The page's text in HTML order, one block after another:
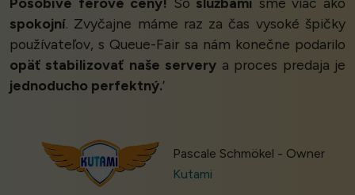
spokojní. Zvyčajne máme raz za čas vysoké špičky
používateľov, s Queue-Fair sa nám konečne podarilo
opäť stabilizovať naše servery a proces predaja je
jednoducho perfektný.’
Pascale Schmökel - Owner
Kutami